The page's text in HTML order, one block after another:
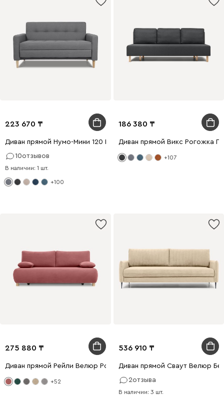
223 670
Диван прямой Нумо-Мини 120 Рогожка Серый
10отзывов
В наличии: 1 шт.
+100
186 380
Диван прямой Викс Рогожка
+107
275 880
Диван прямой Рейли Велюр Розовый
+52
536 910
Диван прямой Сваут Велюр
2отзыва
В наличии: 3 шт.